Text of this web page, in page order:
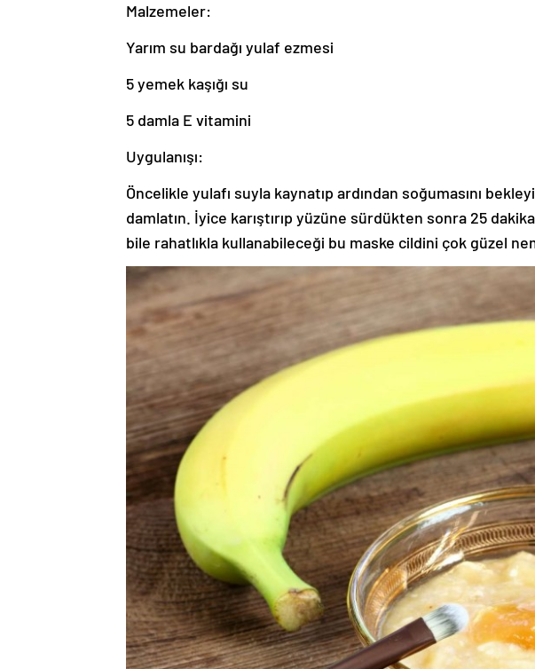
Malzemeler:
Yarım su bardağı yulaf ezmesi
5 yemek kaşığı su
5 damla E vitamini
Uygulanışı:
Öncelikle yulafı suyla kaynatıp ardından soğumasını
damlatın. İyice karıştırıp yüzüne sürdükten sonra 25
bile rahatlıkla kullanabileceği bu maske cildini çok güzel